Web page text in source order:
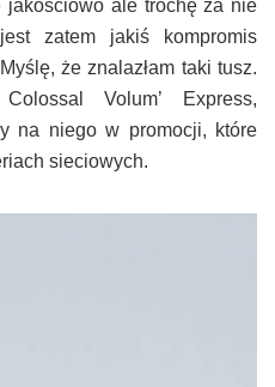
jakościowo ale trochę za nie
zatem jakiś kompromis
że znalazłam taki tusz.
Volum’ Express,
na niego w promocji, które
sieciowych.